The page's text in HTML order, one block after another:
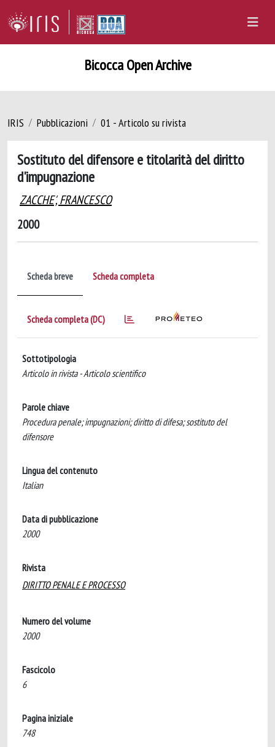
Bicocca Open Archive
IRIS Pubblicazioni 01 - Articolo su rivista
Sostituto del difensore e titolarità del diritto
d'impugnazione
ZACCHE', FRANCESCO
2000
Scheda breve Scheda completa
Scheda completa (DC)
Sottotipologia
Articolo in rivista - Articolo scientifico
Parole chiave
Procedura penale; impugnazioni; diritto di difesa; sostituto del
difensore
Lingua del contenuto
Italian
Data di pubblicazione
2000
Rivista
DIRITTO PENALE E PROCESSO
Numero del volume
2000
Fascicolo
6
Pagina iniziale
748